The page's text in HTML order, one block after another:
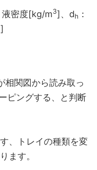
液密度[kg/m3]、dh ：
相関図から読み取っ
ピングする、と判断
、トレイの種類を変
ます。